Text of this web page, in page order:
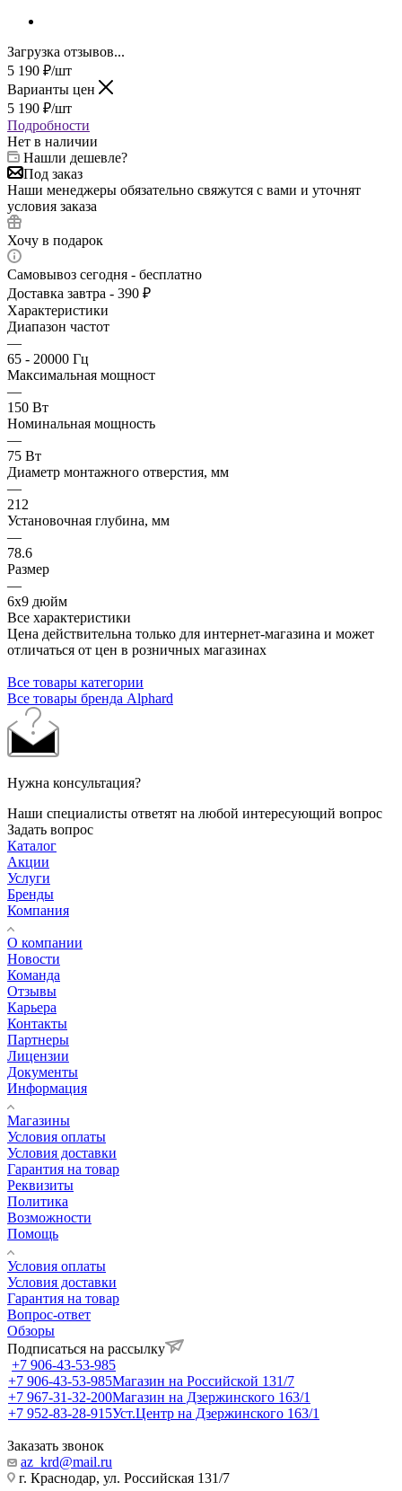
Загрузка отзывов...
5 190 ₽/шт
Варианты цен
5 190 ₽/шт
Подробности
Нет в наличии
Нашли дешевле?
Под заказ
Наши менеджеры обязательно свяжутся с вами и уточнят
условия заказа
Хочу в подарок
Самовывоз сегодня - бесплатно
Доставка завтра - 390 ₽
Характеристики
Диапазон частот
—
65 - 20000 Гц
Максимальная мощност
—
150 Вт
Номинальная мощность
—
75 Вт
Диаметр монтажного отверстия, мм
—
212
Установочная глубина, мм
—
78.6
Размер
—
6x9 дюйм
Все характеристики
Цена действительна только для интернет-магазина и может
отличаться от цен в розничных магазинах
Все товары категории
Все товары бренда Alphard
Нужна консультация?
Наши специалисты ответят на любой интересующий вопрос
Задать вопрос
Каталог
Акции
Услуги
Бренды
Компания
О компании
Новости
Команда
Отзывы
Карьера
Контакты
Партнеры
Лицензии
Документы
Информация
Магазины
Условия оплаты
Условия доставки
Гарантия на товар
Реквизиты
Политика
Возможности
Помощь
Условия оплаты
Условия доставки
Гарантия на товар
Вопрос-ответ
Обзоры
Подписаться на рассылку
+7 906-43-53-985
+7 906-43-53-985Магазин на Российской 131/7
+7 967-31-32-200Магазин на Дзержинского 163/1
+7 952-83-28-915Уст.Центр на Дзержинского 163/1
Заказать звонок
az_krd@mail.ru
г. Краснодар, ул. Российская 131/7